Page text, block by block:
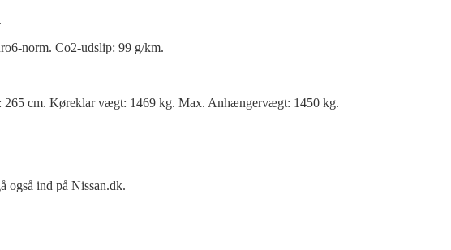
norm. Co2-udslip: 99 g/km.
cm. Køreklar vægt: 1469 kg. Max. Anhængervægt: 1450 kg.
også ind på Nissan.dk.